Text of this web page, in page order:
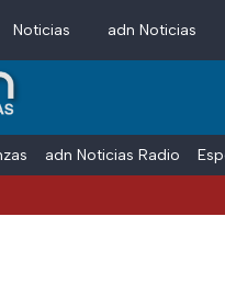
Noticias adn Noticias
adn Noticias Radio